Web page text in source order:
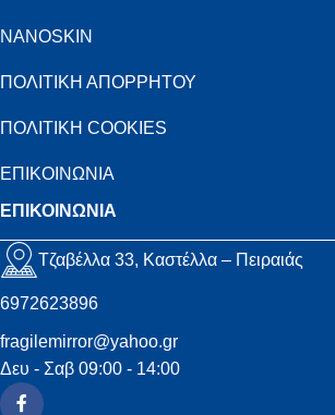
NANOSKIN
ΠΟΛΙΤΙΚΗ ΑΠΟΡΡΗΤΟΥ
ΠΟΛΙΤΙΚΗ COOKIES
ΕΠΙΚΟΙΝΩΝΙΑ
ΕΠΙΚΟΙΝΩΝΙΑ
Τζαβέλλα 33, Καστέλλα – Πειραιάς
6972623896
fragilemirror@yahoo.gr
Δευ - Σαβ 09:00 - 14:00